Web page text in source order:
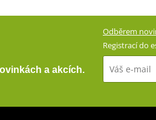
a akcích.
Odběrem
Registrací do